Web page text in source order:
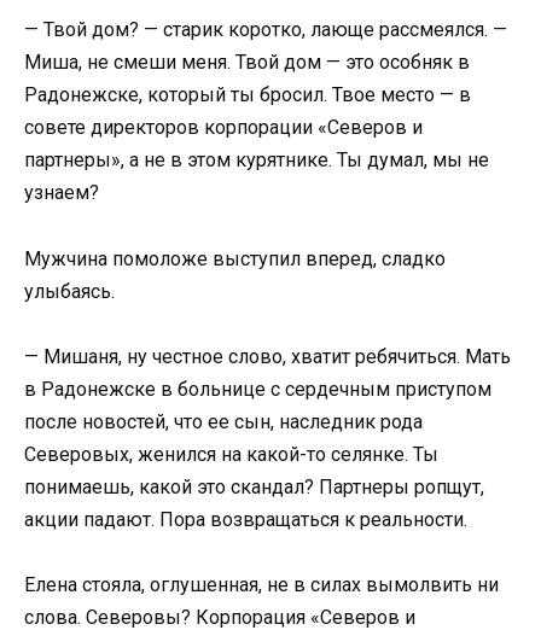
— Твой дом? — старик коротко, лающе рассмеялся. —
Миша, не смеши меня. Твой дом — это особняк в
Радонежске, который ты бросил. Твое место — в
совете директоров корпорации «Северов и
партнеры», а не в этом курятнике. Ты думал, мы не
узнаем?
Мужчина помоложе выступил вперед, сладко
улыбаясь.
— Мишаня, ну честное слово, хватит ребячиться. Мать
в Радонежске в больнице с сердечным приступом
после новостей, что ее сын, наследник рода
Северовых, женился на какой-то селянке. Ты
понимаешь, какой это скандал? Партнеры ропщут,
акции падают. Пора возвращаться к реальности.
Елена стояла, оглушенная, не в силах вымолвить ни
слова. Северовы? Корпорация «Северов и